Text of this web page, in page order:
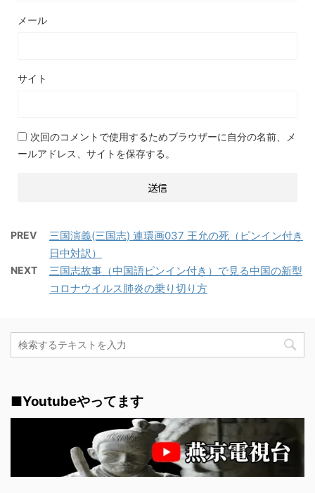
メール
サイト
次回のコメントで使用するためブラウザーに自分の名前、メ
ールアドレス、サイトを保存する。
PREV
三国演義(三国志) 連環画037 王允の死（ピンイン付き
日中対訳）
NEXT
三国志故事（中国語ピンイン付き）で見る中国の新型
コロナウイルス肺炎の乗り切り方
■Youtubeやってます